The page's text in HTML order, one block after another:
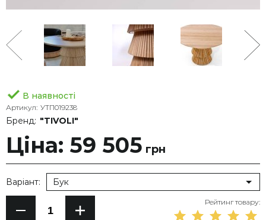
В наявності
Артикул: УТП019238
Бренд: "TIVOLI"
Ціна: 59 505 грн
Варіант: Бук
Рейтинг товару: